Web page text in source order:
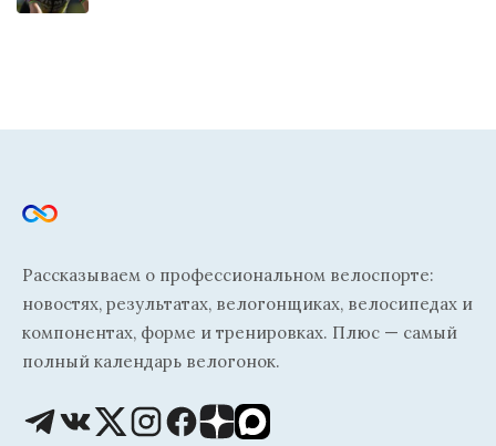
Рассказываем о профессиональном велоспорте:
новостях, результатах, велогонщиках, велосипедах и
компонентах, форме и тренировках. Плюс — самый
полный календарь велогонок.